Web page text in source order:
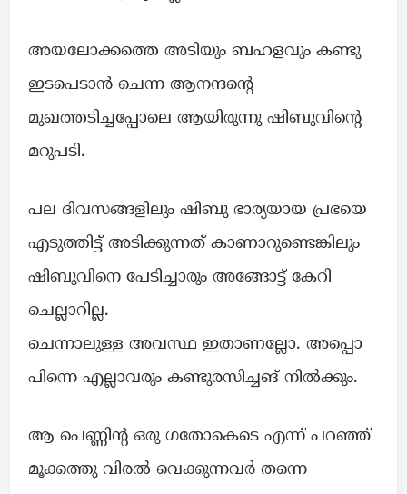
അയലോക്കത്തെ അടിയും ബഹളവും കണ്ടു
ഇടപെടാൻ ചെന്ന ആനന്ദന്റെ
മുഖത്തടിച്ചപ്പോലെ ആയിരുന്നു ഷിബുവിന്റെ
മറുപടി.
പല ദിവസങ്ങളിലും ഷിബു ഭാര്യയായ പ്രഭയെ
എടുത്തിട്ട് അടിക്കുന്നത് കാണാറുണ്ടെങ്കിലും
ഷിബുവിനെ പേടിച്ചാരും അങ്ങോട്ട് കേറി
ചെല്ലാറില്ല.
ചെന്നാലുള്ള അവസ്ഥ ഇതാണല്ലോ. അപ്പൊ
പിന്നെ എല്ലാവരും കണ്ടുരസിച്ചങ് നിൽക്കും.
ആ പെണ്ണിന്റ ഒരു ഗതോകെടെ എന്ന് പറഞ്ഞ്
മൂക്കത്തു വിരൽ വെക്കുന്നവർ തന്നെ